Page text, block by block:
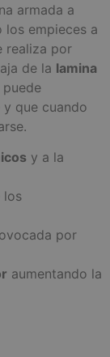
armada a
empieces a
realiza por
de la lamina
puede
que cuando
y a la
los
por
aumentando la